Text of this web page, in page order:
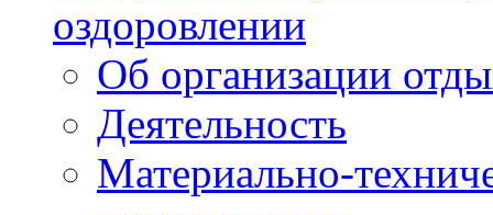
оздоровлении
Об организации
Деятельность
Материально-